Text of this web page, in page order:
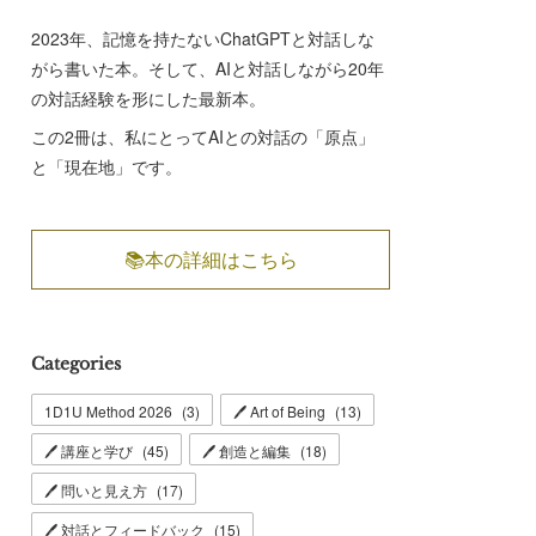
2023年、記憶を持たないChatGPTと対話しな
がら書いた本。そして、AIと対話しながら20年
の対話経験を形にした最新本。
この2冊は、私にとってAIとの対話の「原点」
と「現在地」です。
📚本の詳細はこちら
Categories
1D1U Method 2026 (3) 🖊 Art of Being (13)
🖊 講座と学び (45) 🖊 創造と編集 (18)
🖊 問いと見え方 (17)
🖊 対話とフィードバック
(15)